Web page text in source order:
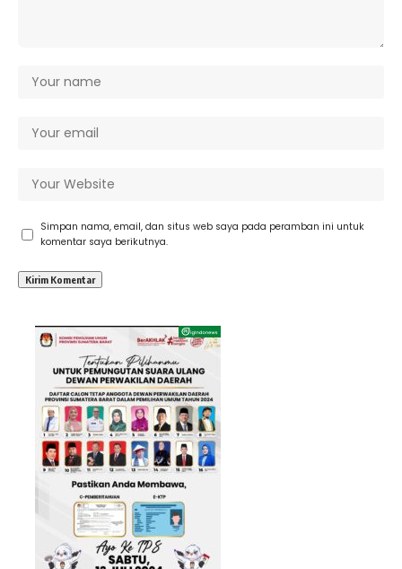
Simpan nama, email, dan situs web saya pada peramban ini untuk
komentar saya berikutnya.